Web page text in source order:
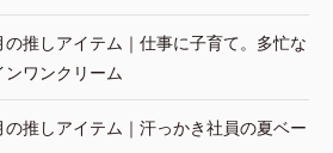
推しアイテム｜仕事に子育て。多忙な
ワンクリーム
推しアイテム｜汗っかき社員の夏ベー